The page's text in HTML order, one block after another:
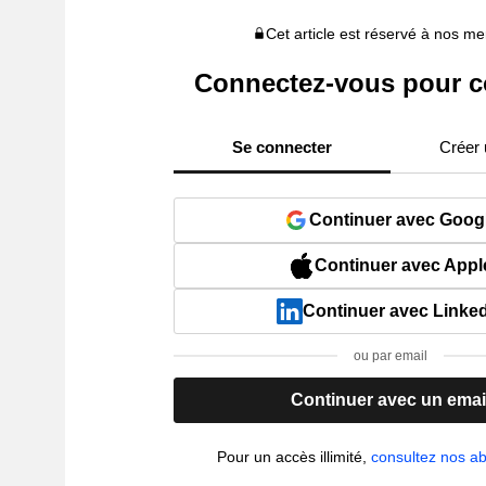
Cet article est réservé à nos
Connectez-vous pour
Se connecter Créer
Continuer avec
Continuer avec
Continuer avec
ou par email
Continuer avec un email
Pour un accès illimité,consultez nos